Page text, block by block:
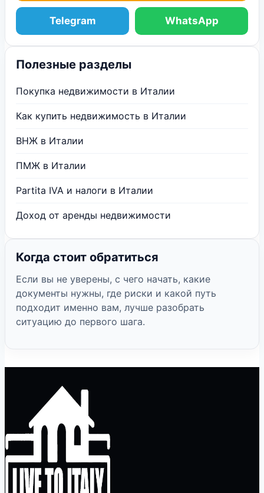
Telegram WhatsApp
Полезные разделы
Покупка недвижимости в Италии
Как купить недвижимость в Италии
ВНЖ в Италии
ПМЖ в Италии
Partita IVA и налоги в Италии
Доход от аренды недвижимости
Когда стоит обратиться
Если вы не уверены, с чего начать, какие
документы нужны, где риски и какой путь
подходит именно вам, лучше разобрать
ситуацию до первого шага.